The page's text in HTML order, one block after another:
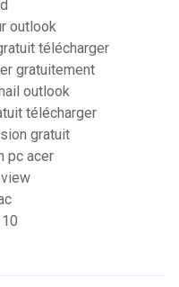
outlook
télécharger
gratuitement
outlook
télécharger
gratuit
pc acer